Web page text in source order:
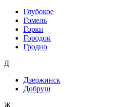
Глубокое
Гомель
Горки
Городок
Гродно
Д
Дзержинск
Добруш
Ж